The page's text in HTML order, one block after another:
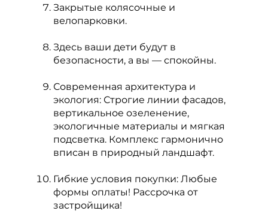
Закрытые колясочные и
велопарковки.
Здесь ваши дети будут в
безопасности, а вы — спокойны.
Современная архитектура и
экология: Строгие линии фасадов,
вертикальное озеленение,
экологичные материалы и мягкая
подсветка. Комплекс гармонично
вписан в природный ландшафт.
Гибкие условия покупки: Любые
формы оплаты! Рассрочка от
застройщика!